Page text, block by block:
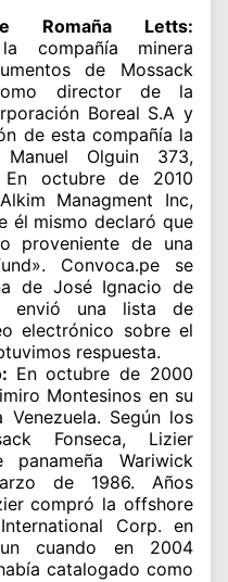
Romaña Letts:
compañía minera
de Mossack
director de la
Boreal S.A y
de esta compañía la
Olguin 373,
octubre de 2010
Managment Inc,
él mismo declaró que
proveniente de una
Convoca.pe se
de José Ignacio de
envió una lista de
electrónico sobre el
respuesta.
En octubre de 2000
Montesinos en su
Venezuela. Según los
Fonseca, Lizier
Wariwick
de 1986. Años
compró la offshore
Corp. en
cuando en 2004
catalogado como